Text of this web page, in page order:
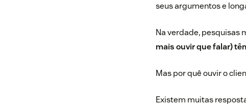
seus argumentos e
Na verdade,pesquisas
mais ouvir que falar)
Mas por quê ouvir o
Existem muitas